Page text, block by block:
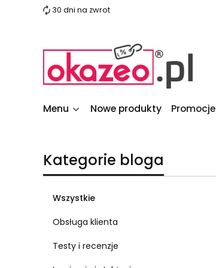
30 dni na zwrot
Menu Nowe produkty Promocje
Kategorie bloga
Wszystkie
Obsługa klienta
Testy i recenzje